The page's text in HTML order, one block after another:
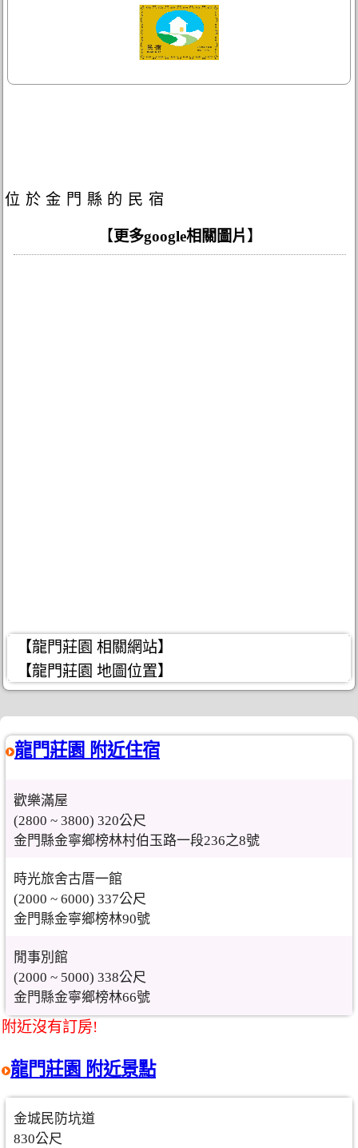
位於金門縣的民宿
【更多google相關圖片 】
【龍門莊園 相關網站】
【龍門莊園 地圖位置】
龍門莊園 附近住宿
歡樂滿屋
(2800 ~ 3800) 320公尺
金門縣金寧鄉榜林村伯玉路一段236之8號
時光旅舍古厝一館
(2000 ~ 6000) 337公尺
金門縣金寧鄉榜林90號
閒事別館
(2000 ~ 5000) 338公尺
金門縣金寧鄉榜林66號
附近沒有訂房!
龍門莊園 附近景點
金城民防坑道
830公尺